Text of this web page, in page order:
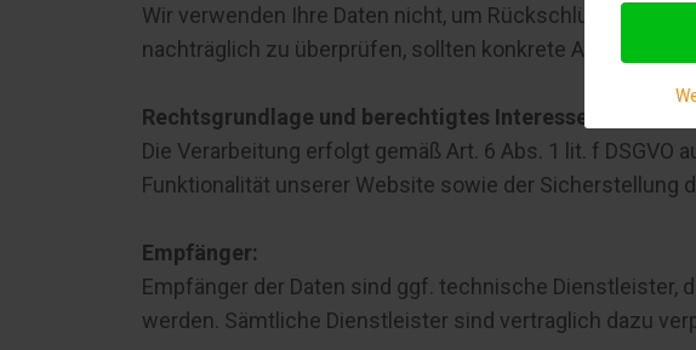
Wir verwenden Ihre Daten nicht, um Rückschlüsse auf
nachträglich zu überprüfen, sollten konkrete
Rechtsgrundlage und berechtigtes Interesse:
Die Verarbeitung erfolgt gemäß Art. 6 Abs. 1 lit. f
Funktionalität unserer Website sowie der
Empfänger:
Empfänger der Daten sind ggf. technische Dienstleister,
werden. Sämtliche Dienstleister sind vertraglich dazu